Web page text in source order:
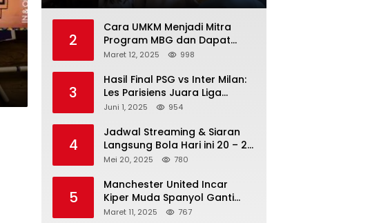
2
Cara UMKM Menjadi Mitra
Program MBG dan Dapat
Modal Hingga Rp500 Juta
Maret 12, 2025 998
3
Hasil Final PSG vs Inter Milan:
Les Parisiens Juara Liga
Champions 2025 usai Bantai il
Juni 1, 2025 954
4
Jadwal Streaming & Siaran
Langsung Bola Hari ini 20 – 21
Mei 2025: Manchester City vs
Mei 20, 2025 780
5
Manchester United Incar
Kiper Muda Spanyol Ganti
Andre Onana
Maret 11, 2025 767